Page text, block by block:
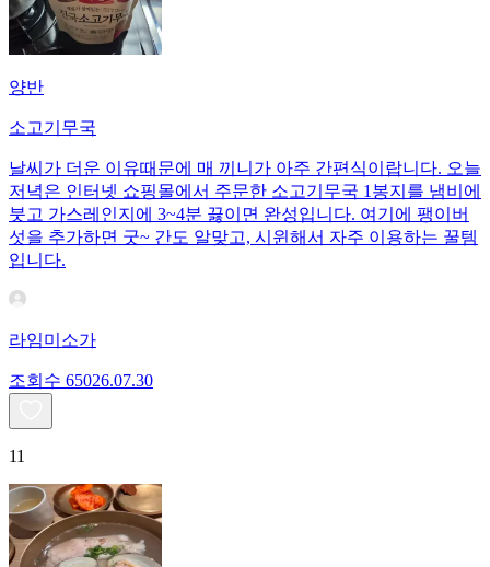
양반
소고기무국
날씨가 더운 이유때문에 매 끼니가 아주 간편식이랍니다. 오늘
저녁은 인터넷 쇼핑몰에서 주문한 소고기무국 1봉지를 냄비에
붓고 가스레인지에 3~4분 끓이면 완성입니다. 여기에 팽이버
섯을 추가하면 굿~ 간도 알맞고, 시윈해서 자주 이용하는 꿀템
입니다.
라임미소가
조회수 65026.07.30
11